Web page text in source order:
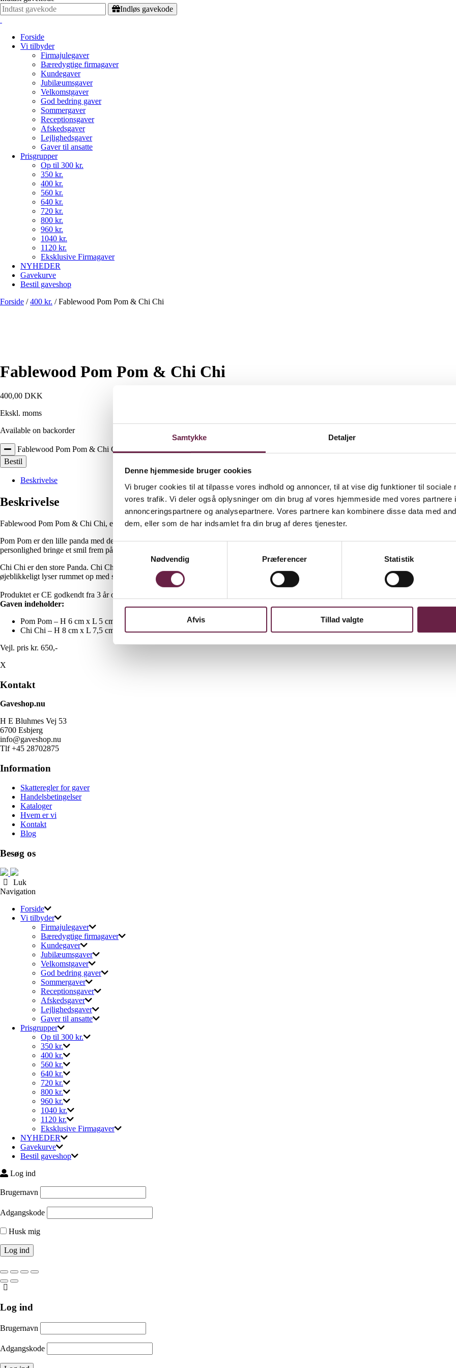
Samtykke Detaljer
Denne hjemmeside bruger cookies
Vi bruger cookies til at tilpasse vores indhold og annoncer, til at vise dig funktioner til sociale
vores trafik. Vi deler også oplysninger om din brug af vores hjemmeside med vores partnere
annonceringspartnere og analysepartnere. Vores partnere kan kombinere disse data med
dem, eller som de har indsamlet fra din brug af deres tjenester.
Nødvendig
Præferencer Statistik
Afvis Tillad valgte
Indløs gavekode
Forside
Vi tilbyder
Firmajulegaver
Bæredygtige firmagaver
Kundegaver
Jubilæumsgaver
Velkomstgaver
God bedring gaver
Sommergaver
Receptionsgaver
Afskedsgaver
Lejlighedsgaver
Gaver til ansatte
Prisgrupper
Op til 300 kr.
350 kr.
400 kr.
560 kr.
640 kr.
720 kr.
800 kr.
960 kr.
1040 kr.
1120 kr.
Eksklusive Firmagaver
NYHEDER
Gavekurve
Bestil gaveshop
Forside /400 kr. /Fablewood Pom Pom & Chi Chi
Fablewood Pom Pom & Chi Chi
400,00 DKK
Ekskl. moms
Available on backorder
Fablewood Pom Pom & Chi Chi antal
Bestil
Beskrivelse
Beskrivelse
Fablewood Pom Pom & Chi Chi, et sødt pandasæt. Pandasættet er med til at gøre indretningen hyggeligt, den passer både børneværelset og
Pom Pom er den lille panda med det store hjerte! Med sit legende udtryk og sin lille størrelse er Pom Pom det perfekte eksempel på dansk
personlighed bringe et smil frem på læben, hver gang du ser ham! Pom Pom er lavet af nordamerikansk valnød og ahorn.
Chi Chi er den store Panda. Chi Chi’s nuttede design er perfekt til at holde fotos eller noter, hvilket gør hende både bedårende og praktisk.
øjeblikkeligt lyser rummet op med sit charmerende smil. Træfigur Inkl. 1 x flag og 1 x bambus-clips. Chi Chi er lavet af nordamerikansk
Produktet er CE godkendt fra 3 år og opefter. Derved opfylder produktet sikkerhedskravene til legetøj, som Sikkerhedsstyrelsen og EU har
Gaven indeholder:
Pom Pom – H 6 cm x L 5 cm x D 6 cm
Chi Chi – H 8 cm x L 7,5 cm x D 8,5 cm + 1 x flag og 1 x bambus-clips.
Vejl. pris kr. 650,-
X
Kontakt
Gaveshop.nu
H E Bluhmes Vej 53
6700 Esbjerg
info@gaveshop.nu
Tlf +45 28702875
Information
Skatteregler for gaver
Handelsbetingelser
Kataloger
Hvem er vi
Kontakt
Blog
Besøg os
Luk
Navigation
Forside
Vi tilbyder
Firmajulegaver
Bæredygtige firmagaver
Kundegaver
Jubilæumsgaver
Velkomstgaver
God bedring gaver
Sommergaver
Receptionsgaver
Afskedsgaver
Lejlighedsgaver
Gaver til ansatte
Prisgrupper
Op til 300 kr.
350 kr.
400 kr.
560 kr.
640 kr.
720 kr.
800 kr.
960 kr.
1040 kr.
1120 kr.
Eksklusive Firmagaver
NYHEDER
Gavekurve
Bestil gaveshop
Log ind
Brugernavn
Adgangskode
Husk mig
Log ind
Brugernavn
Adgangskode